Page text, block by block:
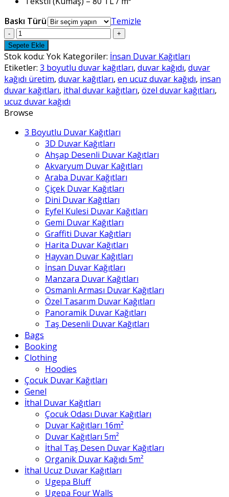
Baskı Türü
Temizle
İnsan
Duvar
Kağıtları
-
9
adet
Sepete Ekle
Stok kodu: Yok Kategoriler: İnsan Duvar Kağıtları
Etiketler: 3 boyutlu duvar kağıtları, duvar kağıdı, duvar
kağıdı üretim, duvar kağıtları, en ucuz duvar kağıdı, insan
duvar kağıtları, ithal duvar kağıtları, özel duvar kağıtları,
ucuz duvar kağıdı
Browse
3 Boyutlu Duvar Kağıtları
3D Duvar Kağıtları
Ahşap Desenli Duvar Kağıtları
Akvaryum Duvar Kağıtları
Araba Duvar Kağıtları
Çiçek Duvar Kağıtları
Dini Duvar Kağıtları
Eyfel Kulesi Duvar Kağıtları
Gemi Duvar Kağıtları
Graffiti Duvar Kağıtları
Harita Duvar Kağıtları
Hayvan Duvar Kağıtları
İnsan Duvar Kağıtları
Manzara Duvar Kağıtları
Osmanlı Arması Duvar Kağıtları
Özel Tasarım Duvar Kağıtları
Panoramik Duvar Kağıtları
Taş Desenli Duvar Kağıtları
Bags
Booking
Clothing
Hoodies
Çocuk Duvar Kağıtları
Genel
İthal Duvar Kağıtları
Çocuk Odası Duvar Kağıtları
Duvar Kağıtları 16m²
Duvar Kağıtları 5m²
İthal Taş Desen Duvar Kağıtları
Organik Duvar Kağıdı 5m²
İthal Ucuz Duvar Kağıtları
Ugepa Bluff
Ugepa Four Walls